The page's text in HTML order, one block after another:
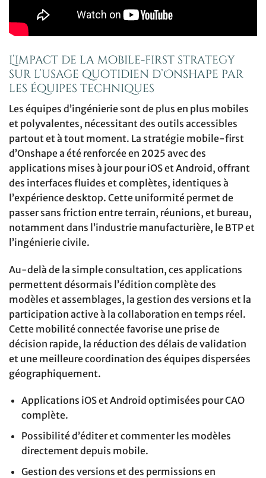
L’impact de la mobile-first strategy
sur l’usage quotidien d’Onshape par
les équipes techniques
Les équipes d’ingénierie sont de plus en plus mobiles
et polyvalentes, nécessitant des outils accessibles
partout et à tout moment. La stratégie mobile-first
d’Onshape a été renforcée en 2025 avec des
applications mises à jour pour iOS et Android, offrant
des interfaces fluides et complètes, identiques à
l’expérience desktop. Cette uniformité permet de
passer sans friction entre terrain, réunions, et bureau,
notamment dans l’industrie manufacturière, le BTP et
l’ingénierie civile.
Au-delà de la simple consultation, ces applications
permettent désormais l’édition complète des
modèles et assemblages, la gestion des versions et la
participation active à la collaboration en temps réel.
Cette mobilité connectée favorise une prise de
décision rapide, la réduction des délais de validation
et une meilleure coordination des équipes dispersées
géographiquement.
Applications iOS et Android optimisées pour CAO
complète.
Possibilité d’éditer et commenter les modèles
directement depuis mobile.
Gestion des versions et des permissions en